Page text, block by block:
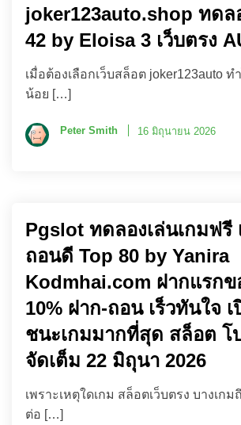
joker123auto.shop ทดล
42 by Eloisa 3 เว็บตรง
เมื่อต้องเลือกเว็บสล็อต joker123auto
น้อย […]
Peter Smith 16 มิถุนายน 2026
Pgslot ทดลองเล่นเกมฟรี
ถอนดี Top 80 by Yanira
Kodmhai.com ฝากแรกข
10% ฝาก-ถอน เร็วทันใจ
ชนะเกมมากที่สุด สล็อต โ
จัดเต็ม 22 มิถุนา 2026
เพราะเหตุใดเกม สล็อตเว็บตรง บางเกม
ต่อ […]